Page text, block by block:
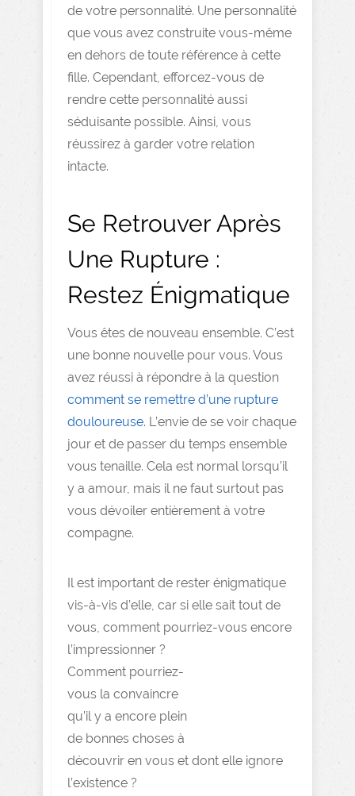
de votre personnalité. Une personnalité
que vous avez construite vous-même
en dehors de toute référence à cette
fille. Cependant, efforcez-vous de
rendre cette personnalité aussi
séduisante possible. Ainsi, vous
réussirez à garder votre relation
intacte.
Se Retrouver Après
Une Rupture :
Restez Énigmatique
Vous êtes de nouveau ensemble. C’est
une bonne nouvelle pour vous. Vous
avez réussi à répondre à la question
comment se remettre d’une rupture
douloureuse. L’envie de se voir chaque
jour et de passer du temps ensemble
vous tenaille. Cela est normal lorsqu’il
y a amour, mais il ne faut surtout pas
vous dévoiler entièrement à votre
compagne.
Il est important de rester énigmatique
vis-à-vis d’elle, car si elle sait tout de
vous, comment pourriez-vous encore
l’impressionner ?
Comment pourriez-
vous la convaincre
qu’il y a encore plein
de bonnes choses à
découvrir en vous et dont elle ignore
l’existence ?